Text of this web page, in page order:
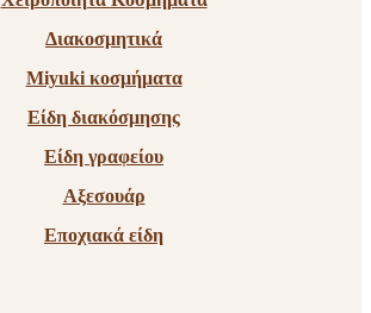
Διακοσμητικά
Miyuki κοσμήματα
Είδη διακόσμησης
Είδη γραφείου
Αξεσουάρ
Εποχιακά είδη